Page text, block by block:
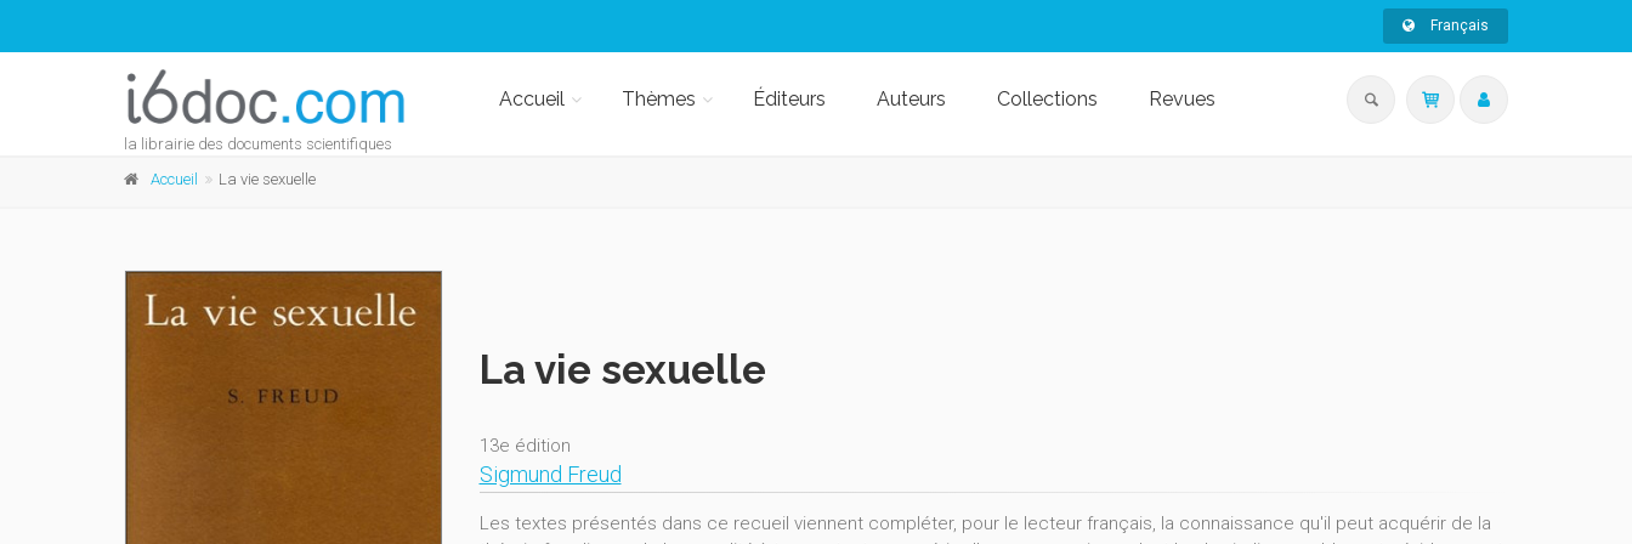
Français
la librairie des documents scientifiques
Accueil Thèmes Éditeurs Auteurs Collections Revues
Accueil La vie sexuelle
La vie sexuelle
13e édition
Sigmund Freud
Les textes présentés dans ce recueil viennent compléter, pour le lecteur français, la connaissance qu'il peut acquérir de la